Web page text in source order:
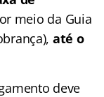
meio da Guia
até o
deve